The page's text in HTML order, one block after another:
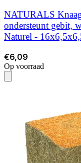
NATURALS
ondersteunt gebit,
Naturel -
€6,09
Op voorraad